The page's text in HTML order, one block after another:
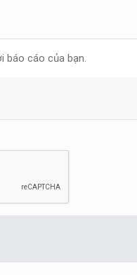
báo cáo của bạn.